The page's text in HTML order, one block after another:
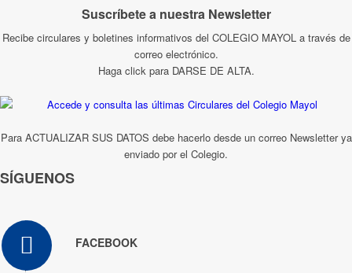
Suscríbete a nuestra Newsletter
Recibe circulares y boletines informativos del COLEGIO MAYOL a través de
correo electrónico.
Haga click para DARSE DE ALTA.
Para ACTUALIZAR SUS DATOS debe hacerlo desde un correo Newsletter ya
enviado por el Colegio.
SÍGUENOS
FACEBOOK